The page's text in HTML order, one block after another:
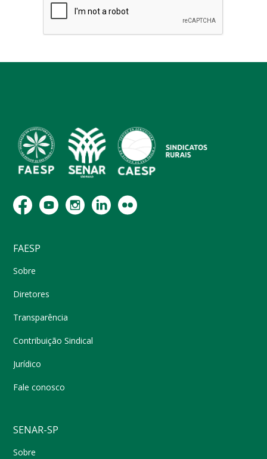
FAESP
Sobre
Diretores
Transparência
Contribuição Sindical
Jurídico
Fale conosco
SENAR-SP
Sobre